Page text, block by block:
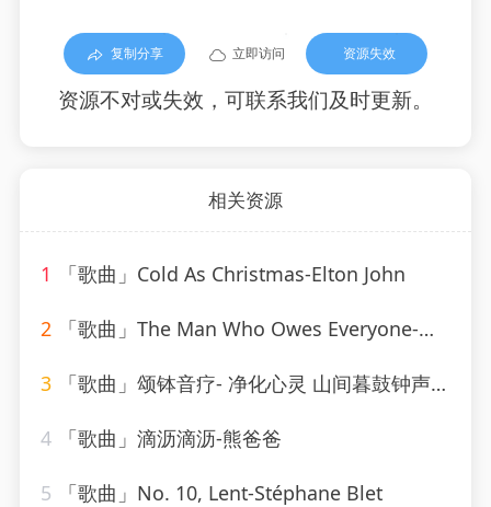
复制分享 立即访问 资源失效
资源不对或失效，可联系我们及时更新。
相关资源
1 「歌曲」Cold As Christmas-Elton John
2 「歌曲」The Man Who Owes Everyone-Willie Nelson
3 「歌曲」颂钵音疗- 净化心灵 山间暮鼓钟声-糖喵心理
4 「歌曲」滴沥滴沥-熊爸爸
5 「歌曲」No. 10, Lent-Stéphane Blet